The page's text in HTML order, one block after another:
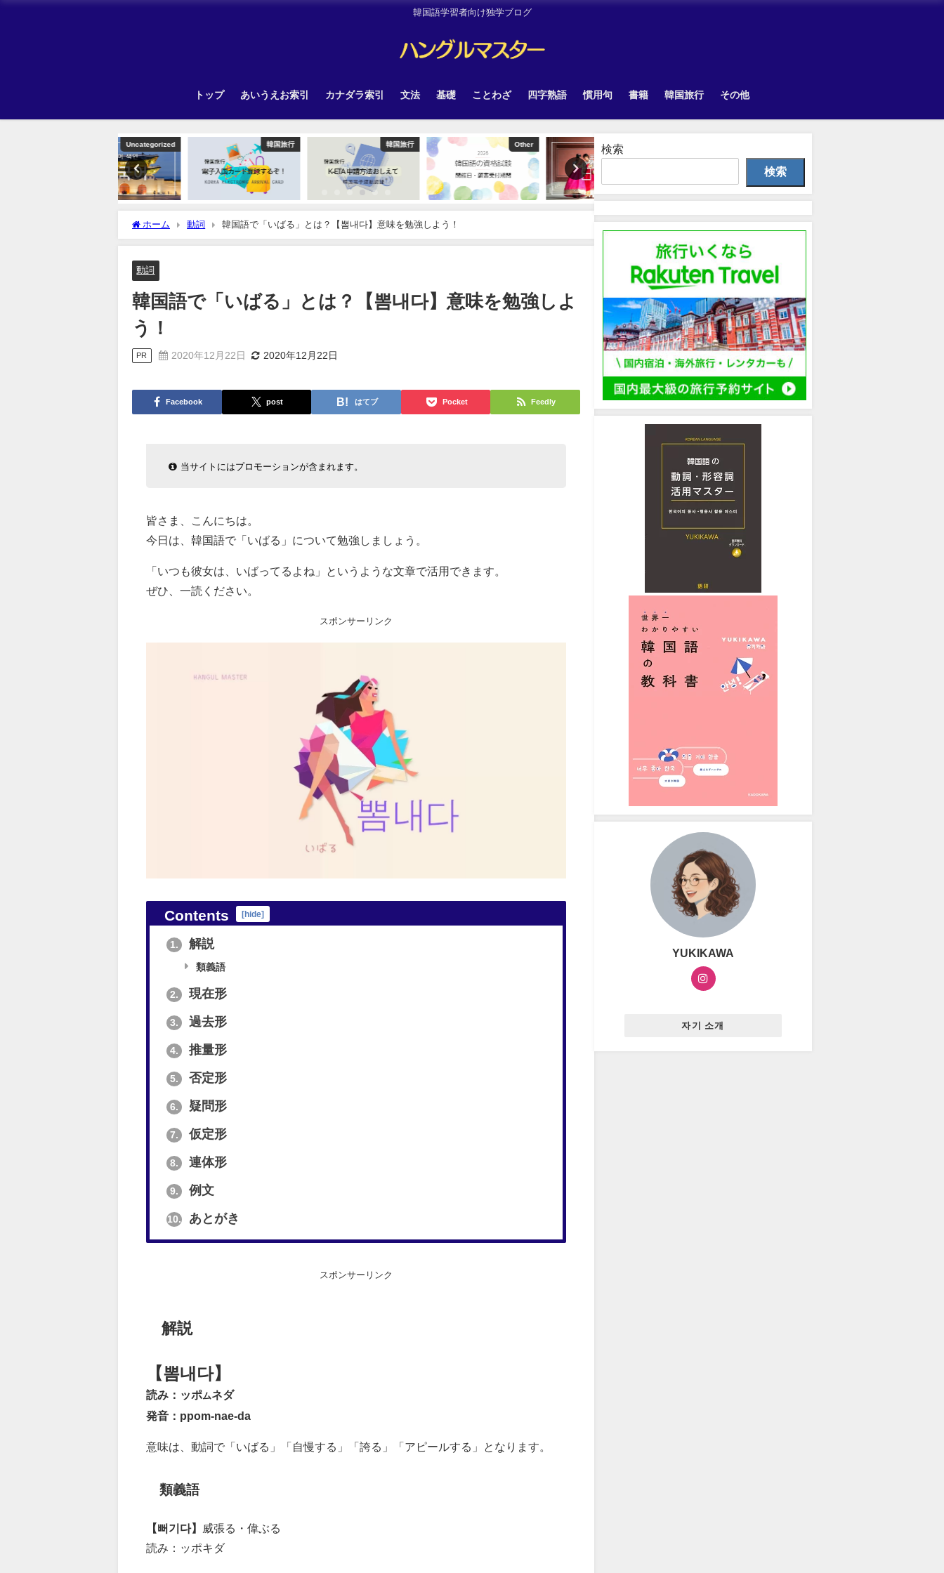
韓国語学習者向け独学ブログ
トップ あいうえお索引 カナダラ索引 文法 基礎 ことわざ 四字熟語 慣用句 書籍 韓国旅行 その他
韓国旅行 Other Uncategorized
ホーム 動詞 韓国語で「いばる」とは？【뽐내다】意味を勉強しよう！
動詞
韓国語で「いばる」とは？【뽐내다】意味を勉強しよ
う！
PR 2020年12月22日 2020年12月22日
Facebook post はてブ Pocket Feedly
当サイトにはプロモーションが含まれます。
皆さま、こんにちは。
今日は、韓国語で「いばる」について勉強しましょう。
「いつも彼女は、いばってるよね」というような文章で活用できます。
ぜひ、一読ください。
スポンサーリンク
Contents [hide]
1. 解説
類義語
2. 現在形
3. 過去形
4. 推量形
5. 否定形
6. 疑問形
7. 仮定形
8. 連体形
9. 例文
10. あとがき
スポンサーリンク
解説
【뽐내다】
読み：ッポムネダ
発音：ppom-nae-da
意味は、動詞で「いばる」「自慢する」「誇る」「アピールする」となります。
類義語
【뻐기다】
威張る・偉ぶる
読み：ッポキダ
検索
検索
YUKIKAWA
자기 소개